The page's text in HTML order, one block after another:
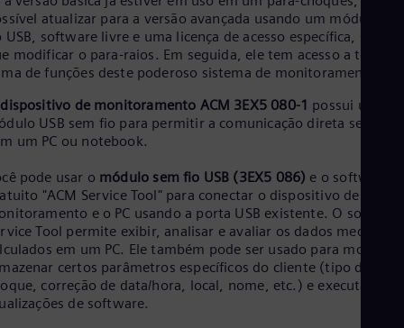
atualizar para a versão avançada usando um módulo
USB, software livre e uma licença de acesso específica, sem
modificar o para-raios. Em seguida, ele tem acesso a toda a
de funções deste poderoso sistema de monitoramento.
dispositivo de monitoramento ACM 3EX5 080-1 possui um
USB sem fio para permitir a comunicação direta sem fio
um PC ou notebook.
pode usar o módulo sem fio USB (3EX5 086) e o software
"ACM Service Tool" para conectar o dispositivo de
e o PC usando a porta USB existente. O software
Tool permite exibir, analisar e avaliar os dados medidos e
em um PC. Ele também pode ser usado para
certos parâmetros específicos do cliente (tipo de
correção de data/hora, local, nome, etc.) e executar
de software.